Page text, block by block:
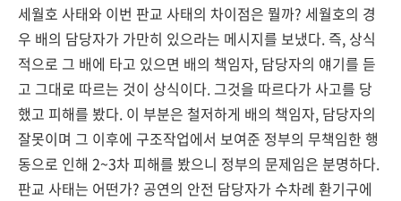
세월호 사태와 이번 판교 사태의 차이점은 뭘까? 세월호의 경
우 배의 담당자가 가만히 있으라는 메시지를 보냈다. 즉, 상식
적으로 그 배에 타고 있으면 배의 책임자, 담당자의 얘기를 듣
고 그대로 따르는 것이 상식이다. 그것을 따르다가 사고를 당
했고 피해를 봤다. 이 부분은 철저하게 배의 책임자, 담당자의
잘못이며 그 이후에 구조작업에서 보여준 정부의 무책임한 행
동으로 인해 2~3차 피해를 봤으니 정부의 문제임은 분명하다.
판교 사태는 어떤가? 공연의 안전 담당자가 수차례 환기구에